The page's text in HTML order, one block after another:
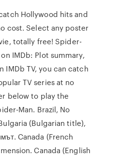
Hollywood hits and
cost. Select any poster
totally free! Spider-
IMDb: Plot summary,
IMDb TV, you can catch
TV series at no
below to play the
Man. Brazil, No
(Bulgarian title),
Canada (French
Canada (English